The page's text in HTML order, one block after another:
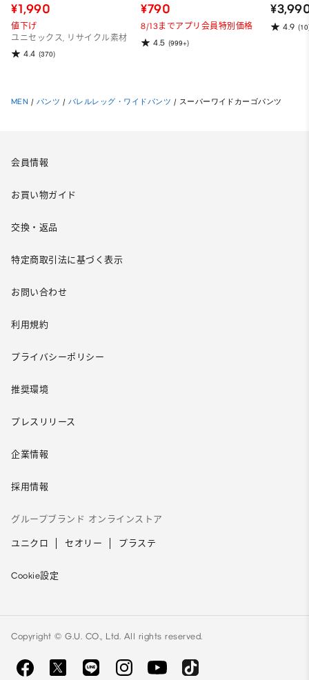
¥1,990
値下げ
ユニセックス, リサイクル素材
4.4 (370)
¥790
8/13までアプリ会員特別価格
4.5 (999+)
ーパー
ット）
4.9
MEN / パンツ / バレルレッグ・ワイドパンツ / スーパーワイドカーゴパンツ
会員情報
お買い物ガイド
交換・返品
特定商取引法に基づく表示
お問い合わせ
利用規約
プライバシーポリシー
推奨環境
プレスリリース
企業情報
採用情報
グループブランド オンラインストア
ユニクロ セオリー プラステ
Cookie設定
Copyright © G.U. CO., Ltd. All rights reserved.